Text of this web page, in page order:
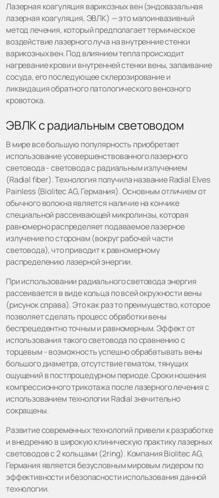
Лазерная коагуляция варикозных вен (эндовазальная
лазерная коагуляция, ЭВЛК) — это малоинвазивный
метод лечения, который предполагает термическое
воздействие лазерного луча на внутренние стенки
варикозных вен. Под влиянием тепла происходит
нагревание крови и внутренней стенки вены, запаивание
сосуда, его последующее склерозирование и
ликвидация обратного патологического венозного
кровотока.
ЭВЛК с радиальным световодом
В мире все большую популярность приобретает
использование усовершенствованного лазерного
световода - световода с радиальным излучением
(Radial fiber). Технология получила название Radial Elves
Painless (Biolitec AG, Германия). Основным отличием от
обычного волокна является наличие на кончике
специальной рассеивающей микролинзы, которая
равномерно распределяет подаваемое лазерное
излучение по сторонам (вокруг рабочей части
световода), что приводит к равномерному
распределению лазерной энергии.
При использовании радиального световода энергия
рассеивается в виде кольца по всей окружности вены
(рисунок справа). Это как раз то преимущество, которое
позволяет сделать процесс обработки вены
беспрецедентно точным и равномерным. Эффект от
использования такого световода по сравнению с
торцевым - возможность успешно обрабатывать вены
большого диаметра, отсутствие гематом, тянущих
ощущений в постпроцедурном периоде. Сроки ношения
компрессионного трикотажа после лазерного лечения с
использованием технологии Radial значительно
сокращены.
Развитие современных технологий привели к разработке
и внедрению в широкую клиническую практику лазерных
световодов с 2 кольцами (2ring). Компания Biolitec AG,
Германия является безусловным мировым лидером по
эффективности и безопасности использования данной
технологии.